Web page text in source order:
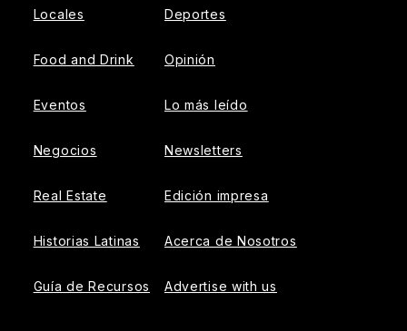
Locales
Food and Drink
Eventos
Negocios
Real Estate
Historias Latinas
Guía de Recursos
Deportes
Opinión
Lo más leído
Newsletters
Edición impresa
Acerca de Nosotros
Advertise with us